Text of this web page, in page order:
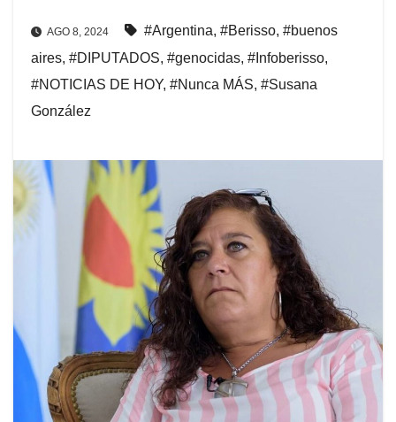
AGO 8, 2024 #Argentina, #Berisso, #buenos
aires, #DIPUTADOS, #genocidas, #Infoberisso,
#NOTICIAS DE HOY, #Nunca MÁS, #Susana
González